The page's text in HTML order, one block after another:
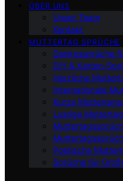
ÜBER UNS
Unser Team
Kontakt
MUTTERTAG SPRÜCHE
Dankessprüche
DIY & Karten-
Herzliche
Internationale
Kurze
Lustige
Poetische
Sprüche für